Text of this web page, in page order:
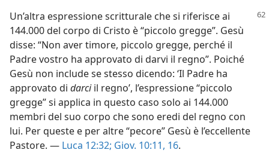
Un’altra espressione scritturale che si riferisce ai
144.000 del corpo di Cristo è “piccolo gregge”. Gesù
disse: “Non aver timore, piccolo gregge, perché il
Padre vostro ha approvato di darvi il regno”. Poiché
Gesù non include se stesso dicendo: ‘Il Padre ha
approvato di darciil regno’, l’espressione “piccolo
gregge” si applica in questo caso solo ai 144.000
membri del suo corpo che sono eredi del regno con
lui. Per queste e per altre “pecore” Gesù è l’eccellente
Pastore. — Luca 12:32; Giov. 10:11, 16.